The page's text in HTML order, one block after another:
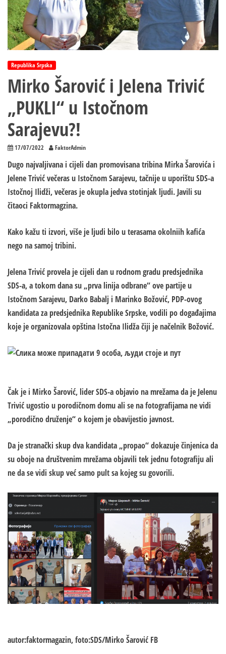
Republika Srpska
Mirko Šarović i Jelena Trivić
„PUKLI“ u Istočnom
Sarajevu?!
17/07/2022 FaktorAdmin
Dugo najvaljivana i cijeli dan promovisana tribina Mirka Šarovića i
Jelene Trivić večeras u Istočnom Sarajevu, tačnije u uporištu SDS-a
Istočnoj Ilidži, večeras je okupla jedva stotinjak ljudi. Javili su
čitaoci Faktormagzina.
Kako kažu ti izvori, više je ljudi bilo u terasama okolniih kafića
nego na samoj tribini.
Jelena Trivić provela je cijeli dan u rodnom gradu predsjednika
SDS-a, a tokom dana su „prva linija odbrane“ ove partije u
Istočnom Sarajevu, Darko Babalj i Marinko Božović, PDP-ovog
kandidata za predsjednika Republike Srpske, vodili po događajima
koje je organizovala opština Istočna Ilidža čiji je načelnik Božović.
Čak je i Mirko Šarović, lider SDS-a objavio na mrežama da je Jelenu
Trivić ugostio u porodičnom domu ali se na fotografijama ne vidi
„porodično druženje“ o kojem je obavijestio javnost.
Da je stranački skup dva kandidata „propao“ dokazuje činjenica da
su oboje na društvenim mrežama objavili tek jednu fotografiju ali
ne da se vidi skup već samo pult sa kojeg su govorili.
autor:faktormagazin, foto:SDS/Mirko Šarović FB